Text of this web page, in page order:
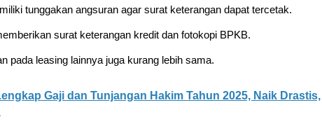
tunggakan angsuran agar surat keterangan dapat tercetak.
surat keterangan kredit dan fotokopi BPKB.
pada leasing lainnya juga kurang lebih sama.
Gaji dan Tunjangan Hakim Tahun 2025, Naik Drastis,